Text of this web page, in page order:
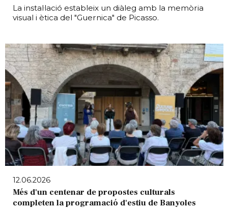
La instal·lació estableix un diàleg amb la memòria
visual i ètica del "Guernica" de Picasso.
12.06.2026
Més d'un centenar de propostes culturals
completen la programació d'estiu de Banyoles